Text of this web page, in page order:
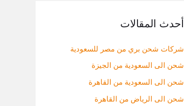
ث
ن
:
أحدث المقالات
شركات شحن بري من مصر للسعودية
شحن الى السعودية من الجيزة
شحن الى السعودية من القاهرة
شحن الى الرياض من القاهرة